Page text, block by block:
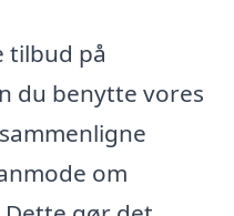
tilbud på
du benytte vores
om